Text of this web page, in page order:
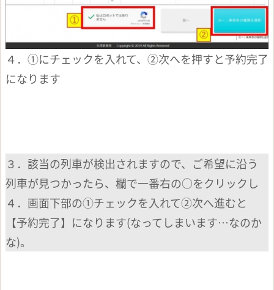
４．①にチェックを入れて、②次へを押すと予約完了
になります
３．該当の列車が検出されますので、ご希望に沿う
列車が見つかったら、欄で一番右の○をクリックし
４．画面下部の①チェックを入れて②次へ進むと
【予約完了】になります(なってしまいます…なのか
な)。